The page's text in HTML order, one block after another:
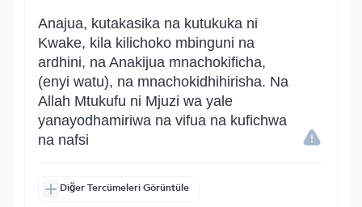
Anajua, kutakasika na kutukuka ni
Kwake, kila kilichoko mbinguni na
ardhini, na Anakijua mnachokificha,
(enyi watu), na mnachokidhihirisha. Na
Allah Mtukufu ni Mjuzi wa yale
yanayodhamiriwa na vifua na kufichwa
na nafsi
Diğer Tercümeleri Görüntüle